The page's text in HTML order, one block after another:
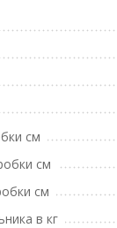
см
см
см
в кг